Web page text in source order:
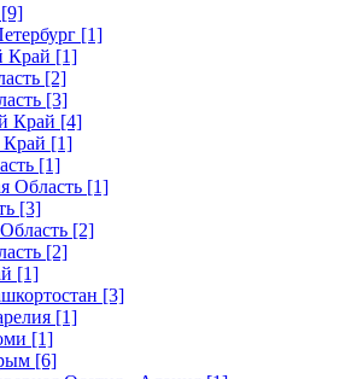
[1]
Край [1]
[2]
[3]
Край [4]
Край [1]
[1]
Область [1]
[3]
[2]
[2]
[1]
[3]
[1]
[1]
[6]